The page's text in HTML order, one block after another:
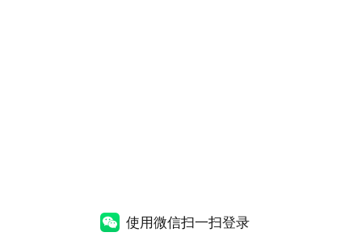
使用微信扫一扫登录